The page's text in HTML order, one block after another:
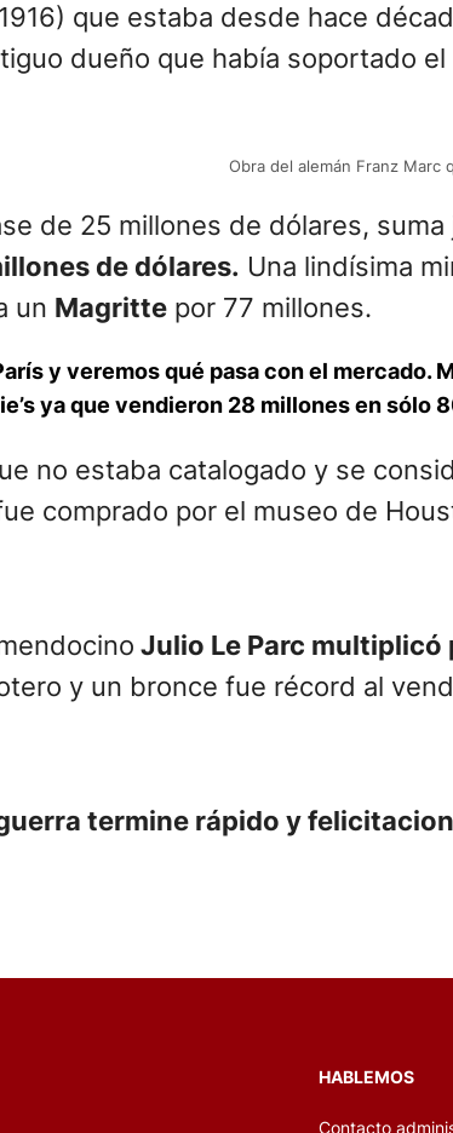
que estaba desde hace
dueño que había soportado
Obra del alemán Franz Marc
de 25 millones de dólares,
de dólares. Una lindísima
un Magritte por 77 millones.
y veremos qué pasa con el mercado.
ya que vendieron 28 millones en sólo
no estaba catalogado y se
comprado por el museo de
Julio Le Parc multiplicó
y un bronce fue récord al
termine rápido y
HABLEMOS
Contacto